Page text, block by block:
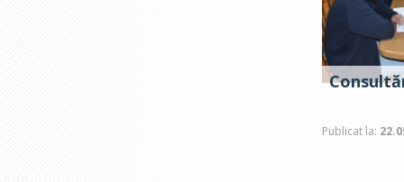
Publicat la: